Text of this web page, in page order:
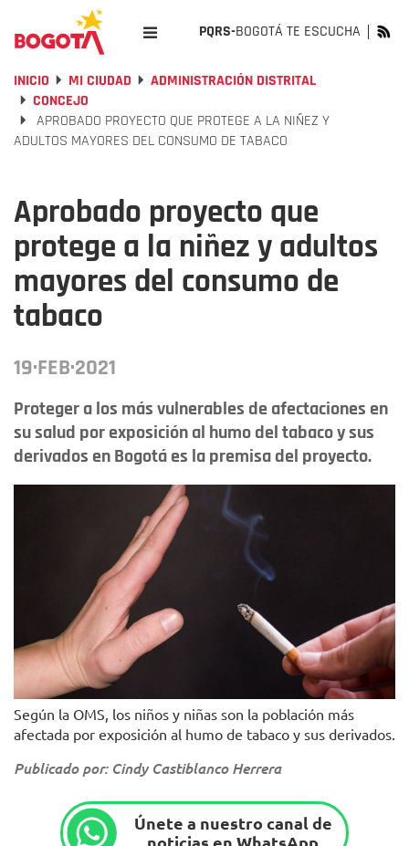
PQRS-BOGOTÁ TE ESCUCHA
INICIO MI CIUDAD
ADMINISTRACIÓN DISTRITAL
CONCEJO
APROBADO PROYECTO QUE PROTEGE A LA NIÑEZ Y
ADULTOS MAYORES DEL CONSUMO DE TABACO
Aprobado proyecto que
protege a la niñez y adultos
mayores del consumo de
tabaco
19·FEB·2021
Proteger a los más vulnerables de afectaciones en
su salud por exposición al humo del tabaco y sus
derivados en Bogotá es la premisa del proyecto.
Según la OMS, los niños y niñas son la población más
afectada por exposición al humo de tabaco y sus derivados.
Publicado por: Cindy Castiblanco Herrera
Únete a nuestro canal de